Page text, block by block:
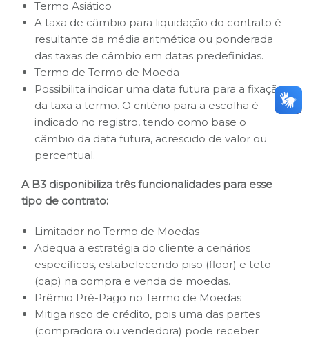
Termo Asiático
A taxa de câmbio para liquidação do contrato é
resultante da média aritmética ou ponderada
das taxas de câmbio em datas predefinidas.
Termo de Termo de Moeda
Possibilita indicar uma data futura para a fixação
da taxa a termo. O critério para a escolha é
indicado no registro, tendo como base o
câmbio da data futura, acrescido de valor ou
percentual.
A B3 disponibiliza três funcionalidades para esse
tipo de contrato:
Limitador no Termo de Moedas
Adequa a estratégia do cliente a cenários
específicos, estabelecendo piso (floor) e teto
(cap) na compra e venda de moedas.
Prêmio Pré-Pago no Termo de Moedas
Mitiga risco de crédito, pois uma das partes
(compradora ou vendedora) pode receber